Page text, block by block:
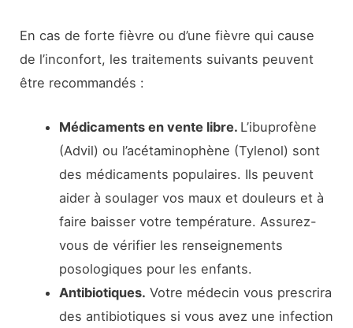
En cas de forte fièvre ou d’une fièvre qui cause
de l’inconfort, les traitements suivants peuvent
être recommandés :
Médicaments en vente libre. L’ibuprofène
(Advil) ou l’acétaminophène (Tylenol) sont
des médicaments populaires. Ils peuvent
aider à soulager vos maux et douleurs et à
faire baisser votre température. Assurez-
vous de vérifier les renseignements
posologiques pour les enfants.
Antibiotiques. Votre médecin vous prescrira
des antibiotiques si vous avez une infection